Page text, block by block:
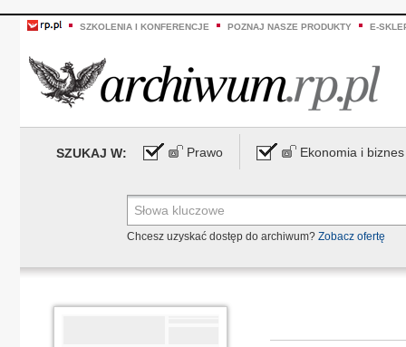
SZKOLENIA I KONFERENCJE POZNAJ NASZE PRODUKTY E-
SZUKAJ W: Prawo Ekonomia i biznes
Chcesz uzyskać dostęp do archiwum? Zobacz ofertę